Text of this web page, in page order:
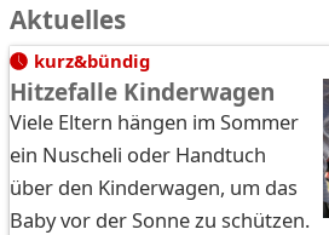
Aktuelles
kurz&bündig
Hitzefalle Kinderwagen
Viele Eltern hängen im Sommer
ein Nuscheli oder Handtuch
über den Kinderwagen, um das
Baby vor der Sonne zu schützen.